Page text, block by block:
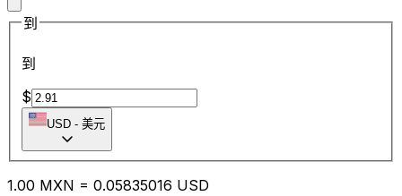
到
到
$
USD - 美元
1.00 MXN = 0.05835016 USD